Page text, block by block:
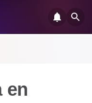
en